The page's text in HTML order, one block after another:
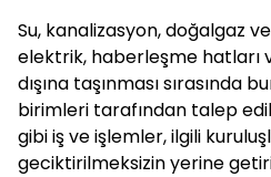
Su, kanalizasyon, doğalgaz
elektrik, haberleşme hatları
dışına taşınması sırasında
birimleri tarafından talep
gibi iş ve işlemler, ilgili
geciktirilmeksizin yerine